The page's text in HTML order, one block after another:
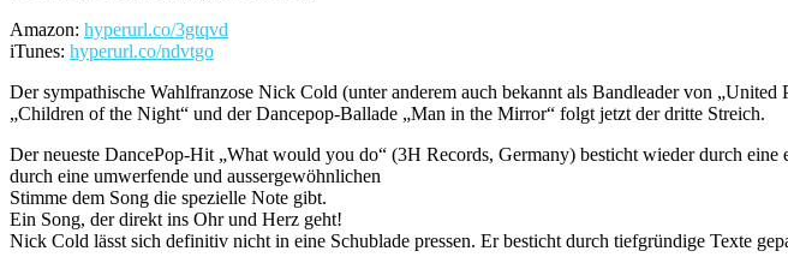
Amazon: hyperurl.co/3gtqvd
iTunes: hyperurl.co/ndvtgo
Der sympathische Wahlfranzose Nick Cold (unter anderem auch bekannt als Bandleader von
„Children of the Night“ und der Dancepop-Ballade „Man in the Mirror“ folgt jetzt der dritte Streich.
Der neueste DancePop-Hit „What would you do“ (3H Records, Germany) besticht wieder durch
durch eine umwerfende und aussergewöhnlichen
Stimme dem Song die spezielle Note gibt.
Ein Song, der direkt ins Ohr und Herz geht!
Nick Cold lässt sich definitiv nicht in eine Schublade pressen. Er besticht durch tiefgründige Texte